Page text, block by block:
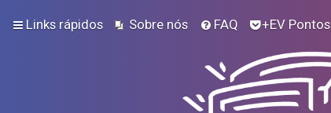
Links rápidos Sobre nós FAQ +EV Pontos